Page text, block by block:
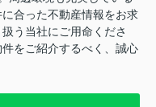
合った不動産情報をお求
う当社にご用命くださ
をご紹介するべく、誠心